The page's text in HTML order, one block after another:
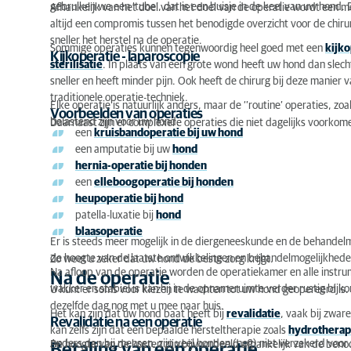
gebruiken we een ‘tube’, dat is een buisje in de keel van uw
Afhankelijk van het doel van het doel van de operatie wordt een
altijd een compromis tussen het benodigde overzicht voor de
sneller het herstel na de operatie.
Kijkoperatie - laparoscopie
Sommige operaties kunnen tegenwoordig heel goed met een
sterilisatie. In plaats van een grote wond heeft uw hond dan
sneller en heeft minder pijn. Ook heeft de chirurg bij deze manier
traditionele operatie-techniek.
Voorbeelden van operaties
Elke operatie is natuurlijk anders, maar de ‘’routine’ operaties,
belastend zijn voor uw hond.
Daarnaast zijn er complexere operaties die niet dagelijks
een kruisbandoperatie bij uw hond
een amputatie bij uw hond
hernia-operatie bij honden
een elleboogoperatie bij honden
heupoperatie bij hond
patella-luxatie bij hond
blaasoperatie
Er is steeds meer mogelijk in de diergeneeskunde en de
de hoogte van de laatste ontwikkelingen en
Zo weet u zeker dat uw hond de beste zorg krijgt.
Na de operatie
Na afloop van de operatie worden de operatiekamer en alle
wakker en stabiel is kan hij in de opnameruimte verder rustig
U kunt er soms voor kiezen te wachten tot uw hond geopereerd
dezelfde dag nog met u mee naar huis.
Revalidatie na een operatie
Het kan zijn dat uw hond baat heeft bij revalidatie, vaak bij
kan zelfs zijn dat een bepaalde hersteltherapie zoals
Anders dan bij mensen, zijn veel honden (nog) niet verzekerd
De hoogte van de kosten zijn bijvoorbeeld afhankelijk van de